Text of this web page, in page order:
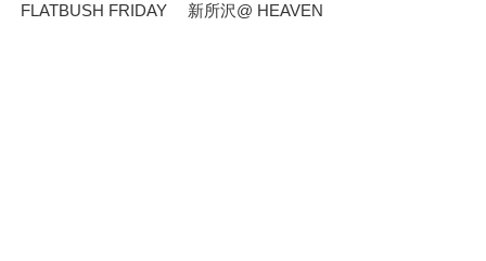
FLATBUSH FRIDAY 新所沢@ HEAVEN